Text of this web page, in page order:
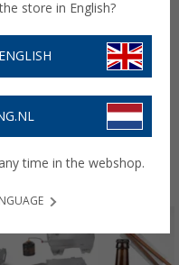
store in English?
time in the webshop.